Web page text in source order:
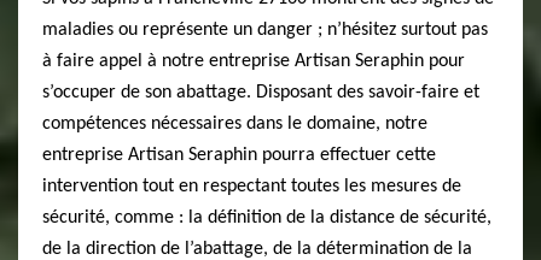
maladies ou représente un danger ; n’hésitez surtout pas
à faire appel à notre entreprise Artisan Seraphin pour
s’occuper de son abattage. Disposant des savoir-faire et
compétences nécessaires dans le domaine, notre
entreprise Artisan Seraphin pourra effectuer cette
intervention tout en respectant toutes les mesures de
sécurité, comme : la définition de la distance de sécurité,
de la direction de l’abattage, de la détermination de la